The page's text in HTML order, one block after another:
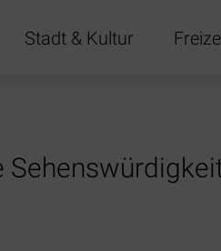
überspringen
Stadt & Kultur